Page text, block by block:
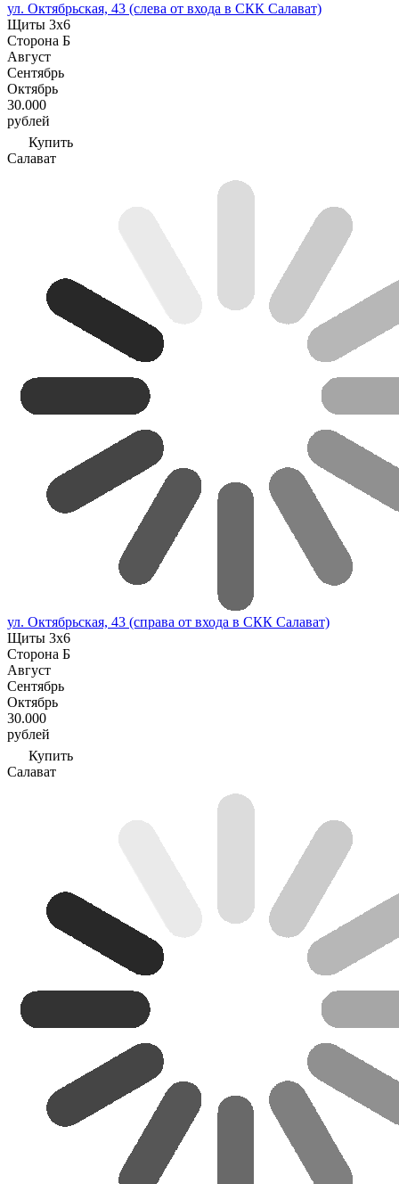
ул. Октябрьская, 43 (слева от входа в СКК Салават)
Щиты 3х6
Сторона Б
Август
Сентябрь
Октябрь
30.000
рублей
Купить
Салават
ул. Октябрьская, 43 (справа от входа в СКК Салават)
Щиты 3х6
Сторона Б
Август
Сентябрь
Октябрь
30.000
рублей
Купить
Салават